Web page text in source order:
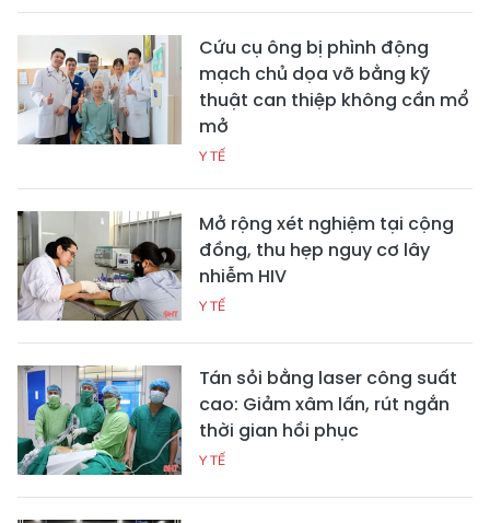
Cứu cụ ông bị phình động
mạch chủ dọa vỡ bằng kỹ
thuật can thiệp không cần mổ
mở
Y TẾ
Mở rộng xét nghiệm tại cộng
đồng, thu hẹp nguy cơ lây
nhiễm HIV
Y TẾ
Tán sỏi bằng laser công suất
cao: Giảm xâm lấn, rút ngắn
thời gian hồi phục
Y TẾ